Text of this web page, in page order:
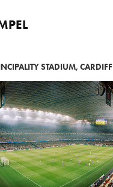
STADIUM, CARDIFF